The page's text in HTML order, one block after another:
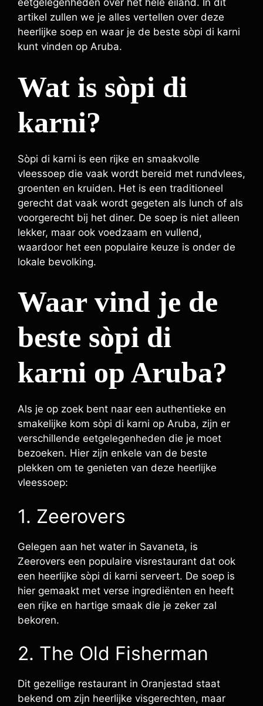
eetgelegenheden over het hele eiland. In dit
artikel zullen we je alles vertellen over deze
heerlijke soep en waar je de beste sòpi di karni
kunt vinden op Aruba.
Wat is sòpi di
karni?
Sòpi di karni is een rijke en smaakvolle
vleessoep die vaak wordt bereid met rundvlees,
groenten en kruiden. Het is een traditioneel
gerecht dat vaak wordt gegeten als lunch of als
voorgerecht bij het diner. De soep is niet alleen
lekker, maar ook voedzaam en vullend,
waardoor het een populaire keuze is onder de
lokale bevolking.
Waar vind je de
beste sòpi di
karni op Aruba?
Als je op zoek bent naar een authentieke en
smakelijke kom sòpi di karni op Aruba, zijn er
verschillende eetgelegenheden die je moet
bezoeken. Hier zijn enkele van de beste
plekken om te genieten van deze heerlijke
vleessoep:
1. Zeerovers
Gelegen aan het water in Savaneta, is
Zeerovers een populaire visrestaurant dat ook
een heerlijke sòpi di karni serveert. De soep is
hier gemaakt met verse ingrediënten en heeft
een rijke en hartige smaak die je zeker zal
bekoren.
2. The Old Fisherman
Dit gezellige restaurant in Oranjestad staat
bekend om zijn heerlijke visgerechten, maar